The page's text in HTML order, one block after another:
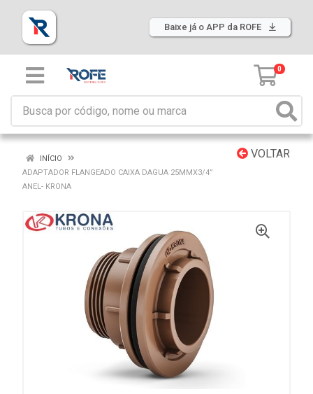
Baixe já o APP da ROFE
0
VOLTAR
INÍCIO
ADAPTADOR FLANGEADO CAIXA DAGUA 25MMX3/4”
ANEL- KRONA